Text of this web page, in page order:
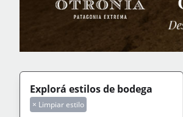
Explorá estilos de bodega
× Limpiar estilo